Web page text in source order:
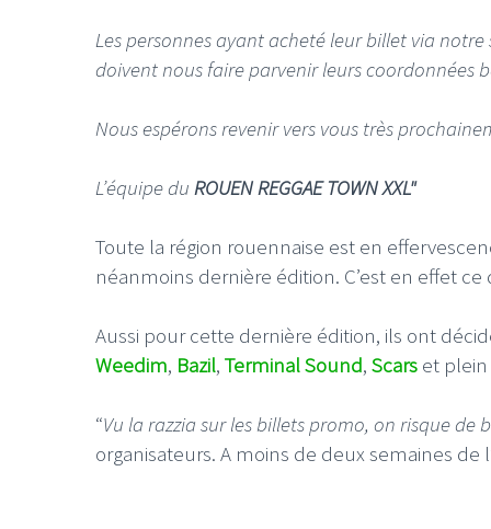
Les personnes ayant acheté leur billet via
doivent nous faire parvenir leurs coordonnées
Nous espérons revenir vers vous très
L’équipe du ROUEN REGGAE TOWN XXL"
Toute la région rouennaise est en
néanmoins dernière édition. C’est en effet
Aussi pour cette dernière édition, ils ont
Weedim, Bazil, Terminal Sound, Scars et plein
“Vu la razzia sur les billets promo, on risque
organisateurs. A moins de deux semaines